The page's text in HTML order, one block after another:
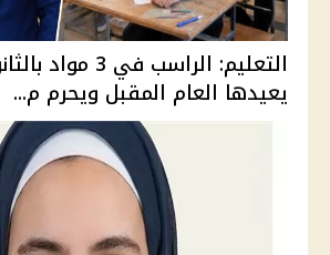
التعليم: الراسب في
يعيدها العام المقبل ويحرم م...